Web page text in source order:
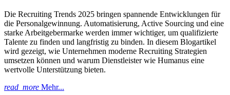
Die Recruiting Trends 2025 bringen spannende Entwicklungen für
die Personalgewinnung. Automatisierung, Active Sourcing und eine
starke Arbeitgebermarke werden immer wichtiger, um qualifizierte
Talente zu finden und langfristig zu binden. In diesem Blogartikel
wird gezeigt, wie Unternehmen moderne Recruiting Strategien
umsetzen können und warum Dienstleister wie Humanus eine
wertvolle Unterstützung bieten.
read_more Mehr...